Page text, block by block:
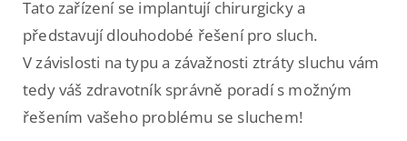
Tato zařízení se implantují chirurgicky a
představují dlouhodobé řešení pro sluch.
V závislosti na typu a závažnosti ztráty sluchu vám
tedy váš zdravotník správně poradí s možným
řešením vašeho problému se sluchem!